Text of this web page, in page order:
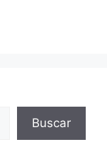
Buscar